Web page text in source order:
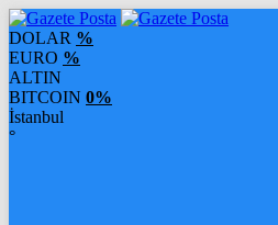
DOLAR %
EURO %
ALTIN
BITCOIN 0%
İstanbul
°